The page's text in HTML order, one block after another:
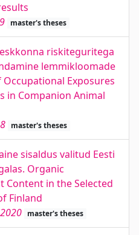
master's theses
riskiteguritega
lemmikloomade
Exposures
in Companion Animal
master's theses
sisaldus valitud Eesti
Organic
Content in the Selected
Finland
master's theses